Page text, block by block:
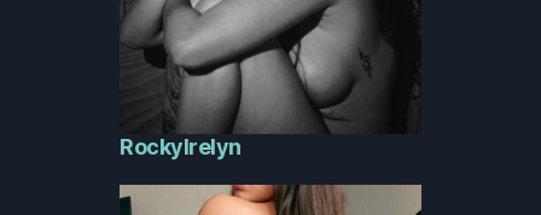
RockyIrelyn